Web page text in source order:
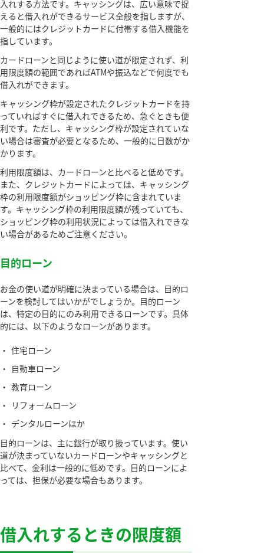
入れする方法です。キャッシングは、広い意味で捉
えると借入れができるサービス全般を指しますが、
一般的にはクレジットカードに付帯する借入機能を
指しています。
カードローンと同じように使い道が限定されず、利
用限度額の範囲であればATMや振込などで何度でも
借入れができます。
キャッシング枠が設定されたクレジットカードを持
っていればすぐに借入れできるため、急ぐときも便
利です。ただし、キャッシング枠が設定されていな
い場合は審査が必要となるため、一般的に日数がか
かります。
利用限度額は、カードローンと比べると低めです。
また、クレジットカードによっては、キャッシング
枠の利用限度額がショッピング枠に含まれていま
す。キャッシング枠の利用限度額が残っていても、
ショッピング枠の利用状況によっては借入れできな
い場合があるためご注意ください。
目的ローン
お金の使い道が明確に決まっている場合は、目的ロ
ーンを検討してはいかがでしょうか。目的ローン
は、特定の目的にのみ利用できるローンです。具体
的には、以下のようなローンがあります。
・ 住宅ローン
・ 自動車ローン
・ 教育ローン
・
リフォームローン
・ デンタルローンほか
目的ローンは、主に銀行が取り扱っています。使い
道が決まっていないカードローンやキャッシングと
比べて、金利は一般的に低めです。目的ローンによ
っては、担保が必要な場合もあります。
借入れするときの限度額